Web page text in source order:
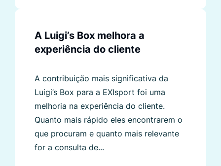
A Luigi’s Box melhora a
experiência do cliente
A contribuição mais significativa da
Luigi’s Box para a EXIsport foi uma
melhoria na experiência do cliente.
Quanto mais rápido eles encontrarem o
que procuram e quanto mais relevante
for a consulta de...